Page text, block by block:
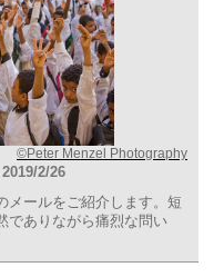
©Peter Menzel Photography
2019/2/26
メールをご紹介します。短
でありながら痛烈な問い